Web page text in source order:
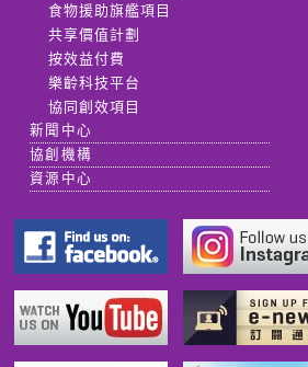
食物援助旗艦項目
共享價值計劃
按效益付費
樂齡科技平台
協同創效項目
新聞中心
協創機構
資源中心